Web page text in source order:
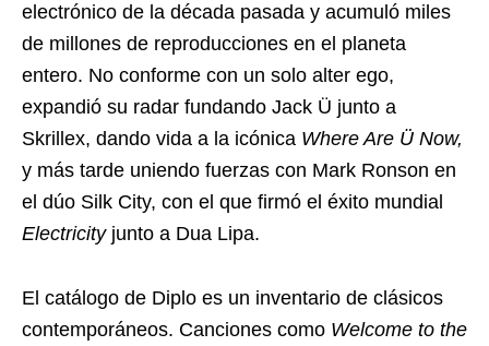
electrónico de la década pasada y acumuló miles
de millones de reproducciones en el planeta
entero. No conforme con un solo alter ego,
expandió su radar fundando Jack Ü junto a
Skrillex, dando vida a la icónica Where Are Ü Now,
y más tarde uniendo fuerzas con Mark Ronson en
el dúo Silk City, con el que firmó el éxito mundial
Electricityjunto a Dua Lipa.
El catálogo de Diplo es un inventario de clásicos
contemporáneos. Canciones como Welcome to the